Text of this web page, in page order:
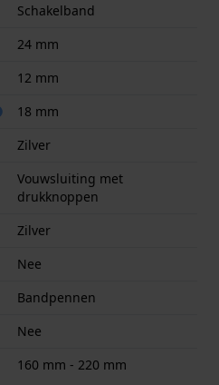
Schakelband
24 mm
12 mm
18 mm
Zilver
Vouwsluiting met
drukknoppen
Zilver
Nee
Bandpennen
Nee
160 mm - 220 mm